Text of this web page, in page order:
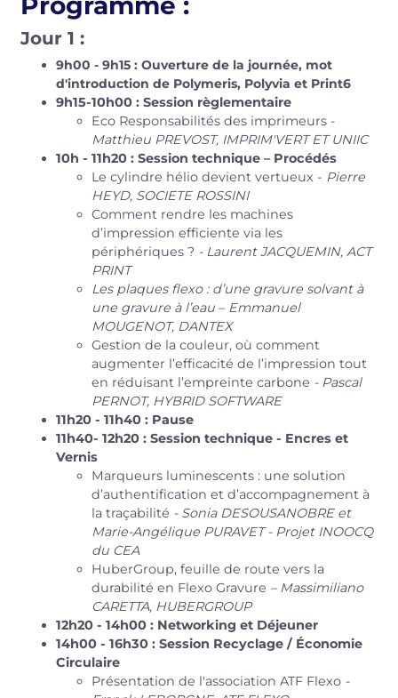
Jour 1 :
9h00 - 9h15 : Ouverture de la journée, mot
d'introduction de Polymeris, Polyvia et Print6
9h15-10h00 : Session règlementaire
Eco Responsabilités des imprimeurs -
Matthieu PREVOST, IMPRIM'VERT ET UNIIC
10h - 11h20 : Session technique – Procédés
Le cylindre hélio devient vertueux - Pierre
HEYD, SOCIETE ROSSINI
Comment rendre les machines
d’impression efficiente via les
périphériques ? - Laurent JACQUEMIN, ACT
PRINT
Les plaques flexo : d’une gravure solvant à
une gravure à l’eau – Emmanuel
MOUGENOT, DANTEX
Gestion de la couleur, où comment
augmenter l’efficacité de l’impression tout
en réduisant l’empreinte carbone - Pascal
PERNOT, HYBRID SOFTWARE
11h20 - 11h40 : Pause
11h40- 12h20 : Session technique - Encres et
Vernis
Marqueurs luminescents : une solution
d’authentification et d’accompagnement à
la traçabilité - Sonia DESOUSANOBRE et
Marie-Angélique PURAVET - Projet INOOCQ
du CEA
HuberGroup, feuille de route vers la
durabilité en Flexo Gravure – Massimiliano
CARETTA, HUBERGROUP
12h20 - 14h00 : Networking et Déjeuner
14h00 - 16h30 : Session Recyclage / Économie
Circulaire
Présentation de l'association ATF Flexo -